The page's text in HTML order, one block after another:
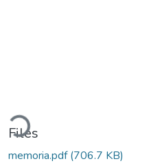
Files
memoria.pdf(706.7 KB)